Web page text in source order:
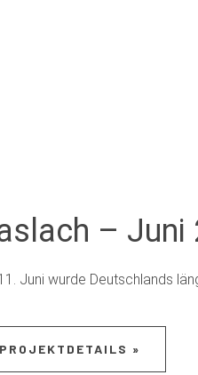
– Juni
Juni wurde Deutschlands
PROJEKTDETAILS »